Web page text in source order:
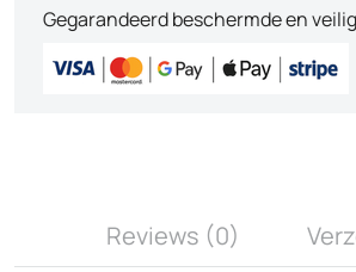
Gegarandeerd beschermde en
Reviews (0)